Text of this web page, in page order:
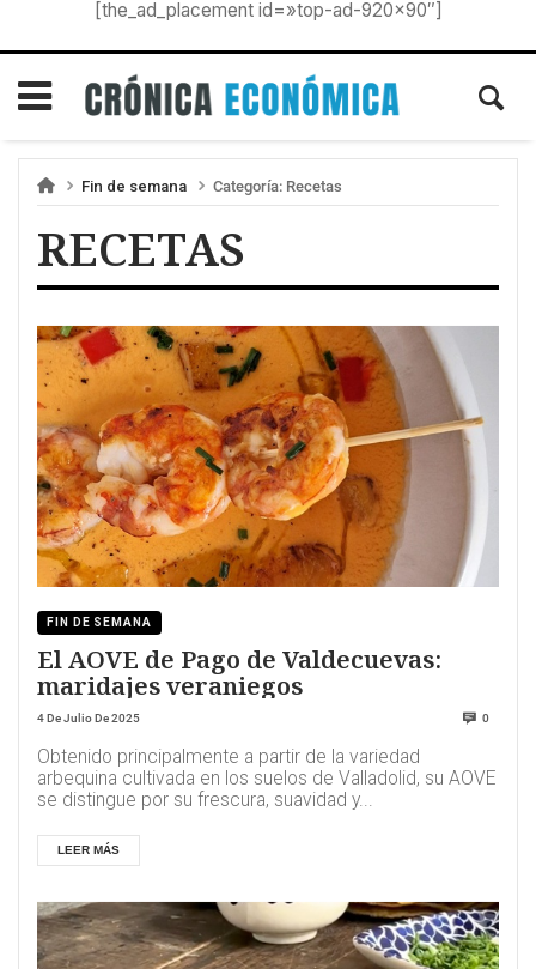
[the_ad_placement id=»top-ad-920×90″]
Fin de semana Categoría: Recetas
RECETAS
FIN DE SEMANA
El AOVE de Pago de Valdecuevas:
maridajes veraniegos
4 De Julio De 2025 0
Obtenido principalmente a partir de la variedad
arbequina cultivada en los suelos de Valladolid, su AOVE
se distingue por su frescura, suavidad y...
LEER MÁS